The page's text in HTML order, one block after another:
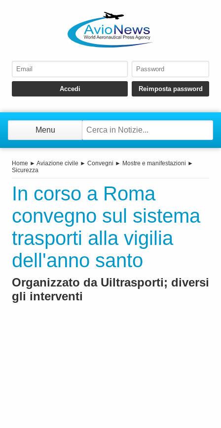
Menu
Home ► Aviazione civile ► Convegni ► Mostre e manifestazioni ►
Sicurezza
In corso a Roma
convegno sul sistema
trasporti alla vigilia
dell'anno santo
Organizzato da Uiltrasporti; diversi
gli interventi